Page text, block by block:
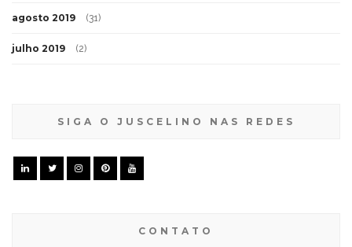
agosto 2019 (31)
julho 2019 (2)
SIGA O JUSCELINO NAS REDES
CONTATO